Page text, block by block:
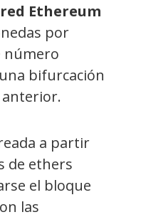
Ethereum
por
número
bifurcación
a partir
de ethers
el bloque
las